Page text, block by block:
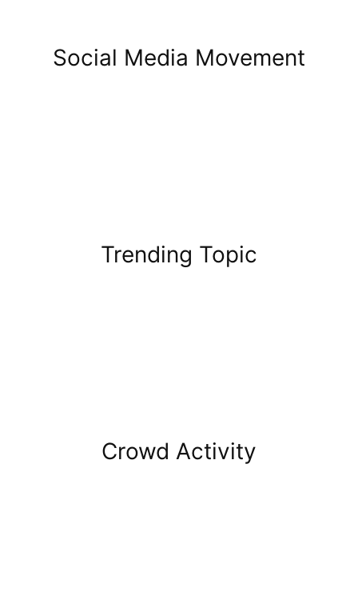
Social Media Movement
Trending Topic
Crowd Activity